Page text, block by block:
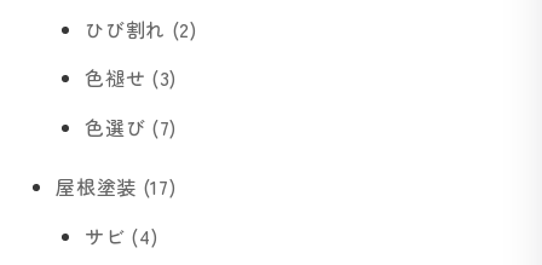
ひび割れ (2)
色褪せ (3)
色選び (7)
屋根塗装 (17)
サビ (4)